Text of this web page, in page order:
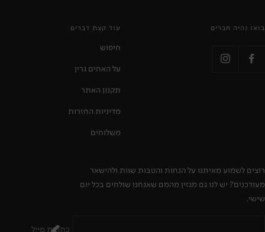
בואו נהיה חברים עוד קצת דברים
חיפוש
על האחים גרין
תקנון האתר
מדיניות החזרות
משלוחים
רוצים לשמוע מאיתנו על הנחות והטבות שוות ולהישאר
מעודכנים? יש לנו גם מגזין מהמם שאנחנו שולחים בכל יום
שישי.
כתובת מייל